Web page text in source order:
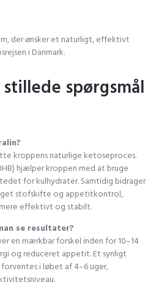
der ønsker et naturligt, effektivt
i Danmark.
spørgsmål
kroppens naturlige ketoseproces.
hjælper kroppen med at bruge
for kulhydrater. Samtidig bidrager
stofskifte og appetitkontrol,
effektivt og stabilt.
se resultater?
en mærkbar forskel inden for 10–14
og reduceret appetit. Et synligt
i løbet af 4–6 uger,